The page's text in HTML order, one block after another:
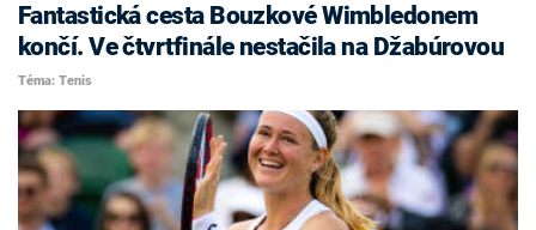
Fantastická cesta Bouzkové Wimbledonem
končí. Ve čtvrtfinále nestačila na Džabúrovou
Téma: Tenis